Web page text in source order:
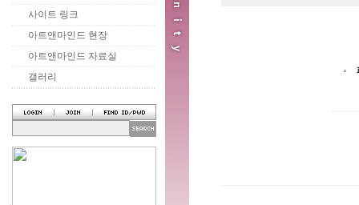
사이트 링크
아트앤마인드 현장
아트앤마인드 자료실
갤러리